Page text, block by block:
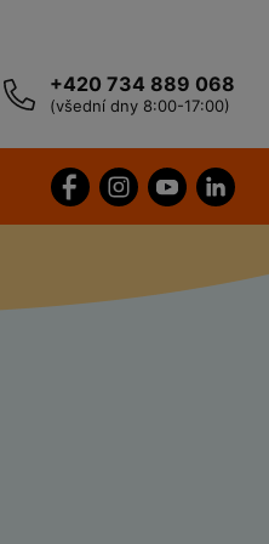
+420 734 889 068
(všední dny 8:00-17:00)